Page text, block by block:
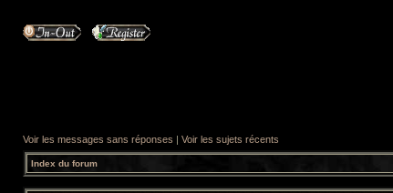
Voir les messages sans réponses | Voir les sujets récents
Index du forum